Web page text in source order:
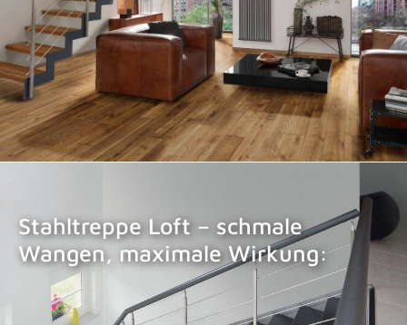
STAHLTREPPE FERRO
Stahltreppe Loft – schmale
Wangen, maximale Wirkung:
STAHLTREPPE LOFT